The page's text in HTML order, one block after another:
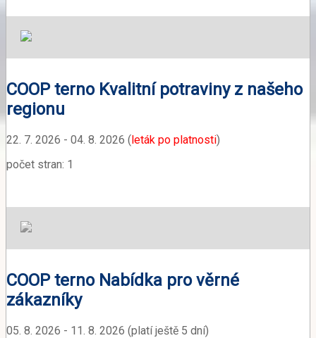
COOP terno Kvalitní potraviny z našeho
regionu
22. 7. 2026 - 04. 8. 2026 ( leták po platnosti)
počet stran: 1
COOP terno Nabídka pro věrné
zákazníky
05. 8. 2026 - 11. 8. 2026 (platí ještě 5 dní)